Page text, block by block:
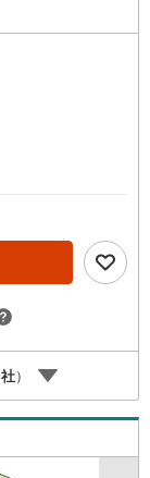
社）